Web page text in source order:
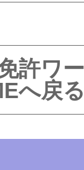
許ワ
へ戻